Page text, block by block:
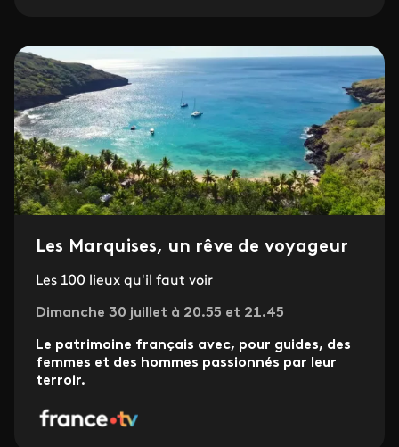
Les Marquises, un rêve de voyageur
Les 100 lieux qu'il faut voir
Dimanche 30 juillet à 20.55 et 21.45
Le patrimoine français avec, pour guides, des
femmes et des hommes passionnés par leur
terroir.